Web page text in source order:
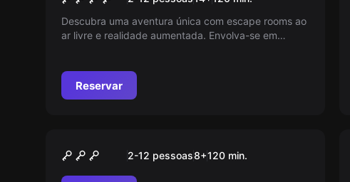
Descubra uma aventura única com escape rooms ao
ar livre e realidade aumentada. Envolva-se em
imersivo. Preparado para o desafio?
Reservar
Portal Mágico
2-12 pessoas8+120 min.